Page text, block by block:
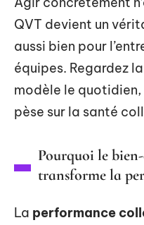
QVT devient un
aussi bien pour
équipes. Regardez
modèle le quotidien,
pèse sur la santé
Pourquoi le
transforme la
La performance